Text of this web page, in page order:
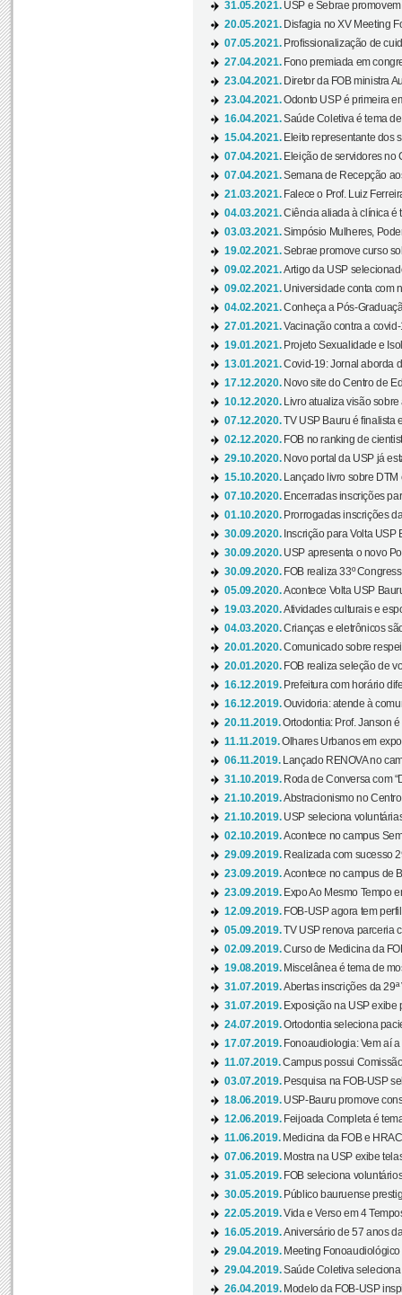
31.05.2021. USP e Sebrae
20.05.2021. Disfagia no XV Meeting
07.05.2021. Profissionalização de
27.04.2021. Fono premiada em
23.04.2021. Diretor da FOB ministra
23.04.2021.Odonto USP é primeira
16.04.2021.Saúde Coletiva é tema
15.04.2021. Eleito representante dos
07.04.2021. Eleição de servidores no
07.04.2021.Semana de Recepção
21.03.2021. Falece o Prof. Luiz
04.03.2021.Ciência aliada à clínica é
03.03.2021.Simpósio Mulheres,
19.02.2021.Sebrae promove curso
09.02.2021.Artigo da USP
09.02.2021. Universidade conta com
04.02.2021.Conheça a Pós-
27.01.2021.Vacinação contra a
19.01.2021. Projeto Sexualidade e
13.01.2021.Covid-19: Jornal aborda
17.12.2020. Novo site do Centro de
10.12.2020.
Livro atualiza visão
07.12.2020.TV USP Bauru é finalista
02.12.2020. FOB no ranking de
29.10.2020. Novo portal da USP já
15.10.2020.
Lançado livro sobre
07.10.2020. Encerradas inscrições
01.10.2020. Prorrogadas inscrições
30.09.2020. Inscrição para Volta USP
30.09.2020. USP apresenta o novo
30.09.2020. FOB realiza 33º
05.09.2020.Acontece Volta USP
19.03.2020.Atividades culturais e
04.03.2020.Crianças e eletrônicos
20.01.2020.Comunicado sobre
20.01.2020. FOB realiza seleção de
16.12.2019. Prefeitura com horário
16.12.2019.Ouvidoria: atende à
20.11.2019.Ortodontia: Prof. Janson
11.11.2019.Olhares Urbanos em
06.11.2019.
Lançado RENOVA no
31.10.2019. Roda de Conversa com
21.10.2019.Abstracionismo no
21.10.2019. USP seleciona
02.10.2019.Acontece no campus
29.09.2019. Realizada com sucesso
23.09.2019.Acontece no campus de
23.09.2019. Expo Ao Mesmo Tempo
12.09.2019. FOB-USP agora tem
05.09.2019.TV USP renova parceria
02.09.2019.Curso de Medicina da
19.08.2019. Miscelânea é tema de
31.07.2019.Abertas inscrições da 29ª
31.07.2019. Exposição na USP exibe
24.07.2019.Ortodontia seleciona
17.07.2019. Fonoaudiologia: Vem aí
11.07.2019.Campus possui
03.07.2019. Pesquisa na FOB-USP
18.06.2019. USP-Bauru promove
12.06.2019. Feijoada Completa é
11.06.2019. Medicina da FOB e
07.06.2019. Mostra na USP exibe
31.05.2019. FOB seleciona
30.05.2019. Público bauruense
22.05.2019.Vida e Verso em 4
16.05.2019.Aniversário de 57 anos
29.04.2019. Meeting
29.04.2019.Saúde Coletiva
26.04.2019. Modelo da FOB-USP